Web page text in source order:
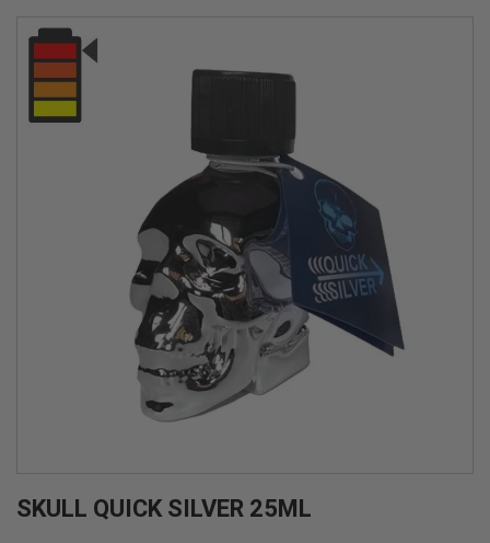
SKULL QUICK SILVER 25ML